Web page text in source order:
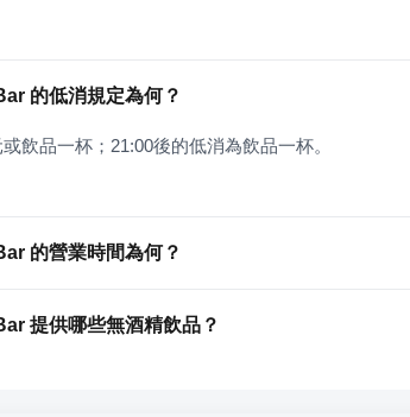
的低消規定為何？
飲品一杯；21:00後的低消為飲品一杯。
的營業時間為何？
提供哪些無酒精飲品？